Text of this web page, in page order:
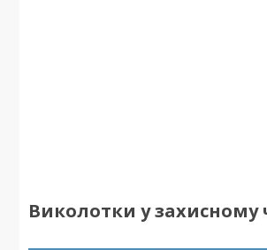
Виколотки у захисному